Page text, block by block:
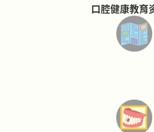
口腔健康教育